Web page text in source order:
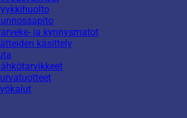
ja kynnysmatot
käsittely